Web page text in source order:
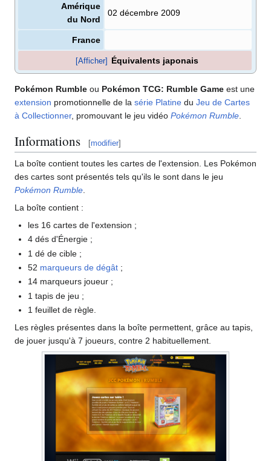
Amérique
du Nord
02 décembre 2009
France
[Afficher] Équivalents japonais
Pokémon Rumble ou Pokémon TCG: Rumble Game est une
extension promotionnelle de la série Platine du Jeu de Cartes
à Collectionner, promouvant le jeu vidéo Pokémon Rumble
Informations [modifier]
La boîte contient toutes les cartes de l'extension. Les Pokémon
des cartes sont présentés tels qu'ils le sont dans le jeu
Pokémon Rumble
La boîte contient :
les 16 cartes de l'extension ;
4 dés d'Énergie ;
1 dé de cible ;
52 marqueurs de dégât ;
14 marqueurs joueur ;
1 tapis de jeu ;
1 feuillet de règle.
Les règles présentes dans la boîte permettent, grâce au tapis,
de jouer jusqu'à 7 joueurs, contre 2 habituellement.